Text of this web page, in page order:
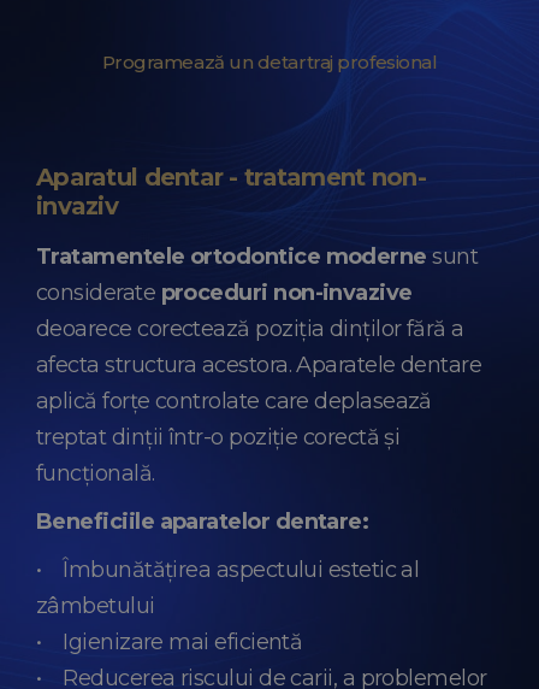
Programează un detartraj profesional
Aparatul dentar - tratament non-
invaziv
Tratamentele ortodontice moderne sunt
considerate proceduri non-invazive
deoarece corectează poziția dinților fără a
afecta structura acestora. Aparatele dentare
aplică forțe controlate care deplasează
treptat dinții într-o poziție corectă și
funcțională.
Beneficiile aparatelor dentare:
• Îmbunătățirea aspectului estetic al
zâmbetului
• Igienizare mai eficientă
• Reducerea riscului de carii, a problemelor